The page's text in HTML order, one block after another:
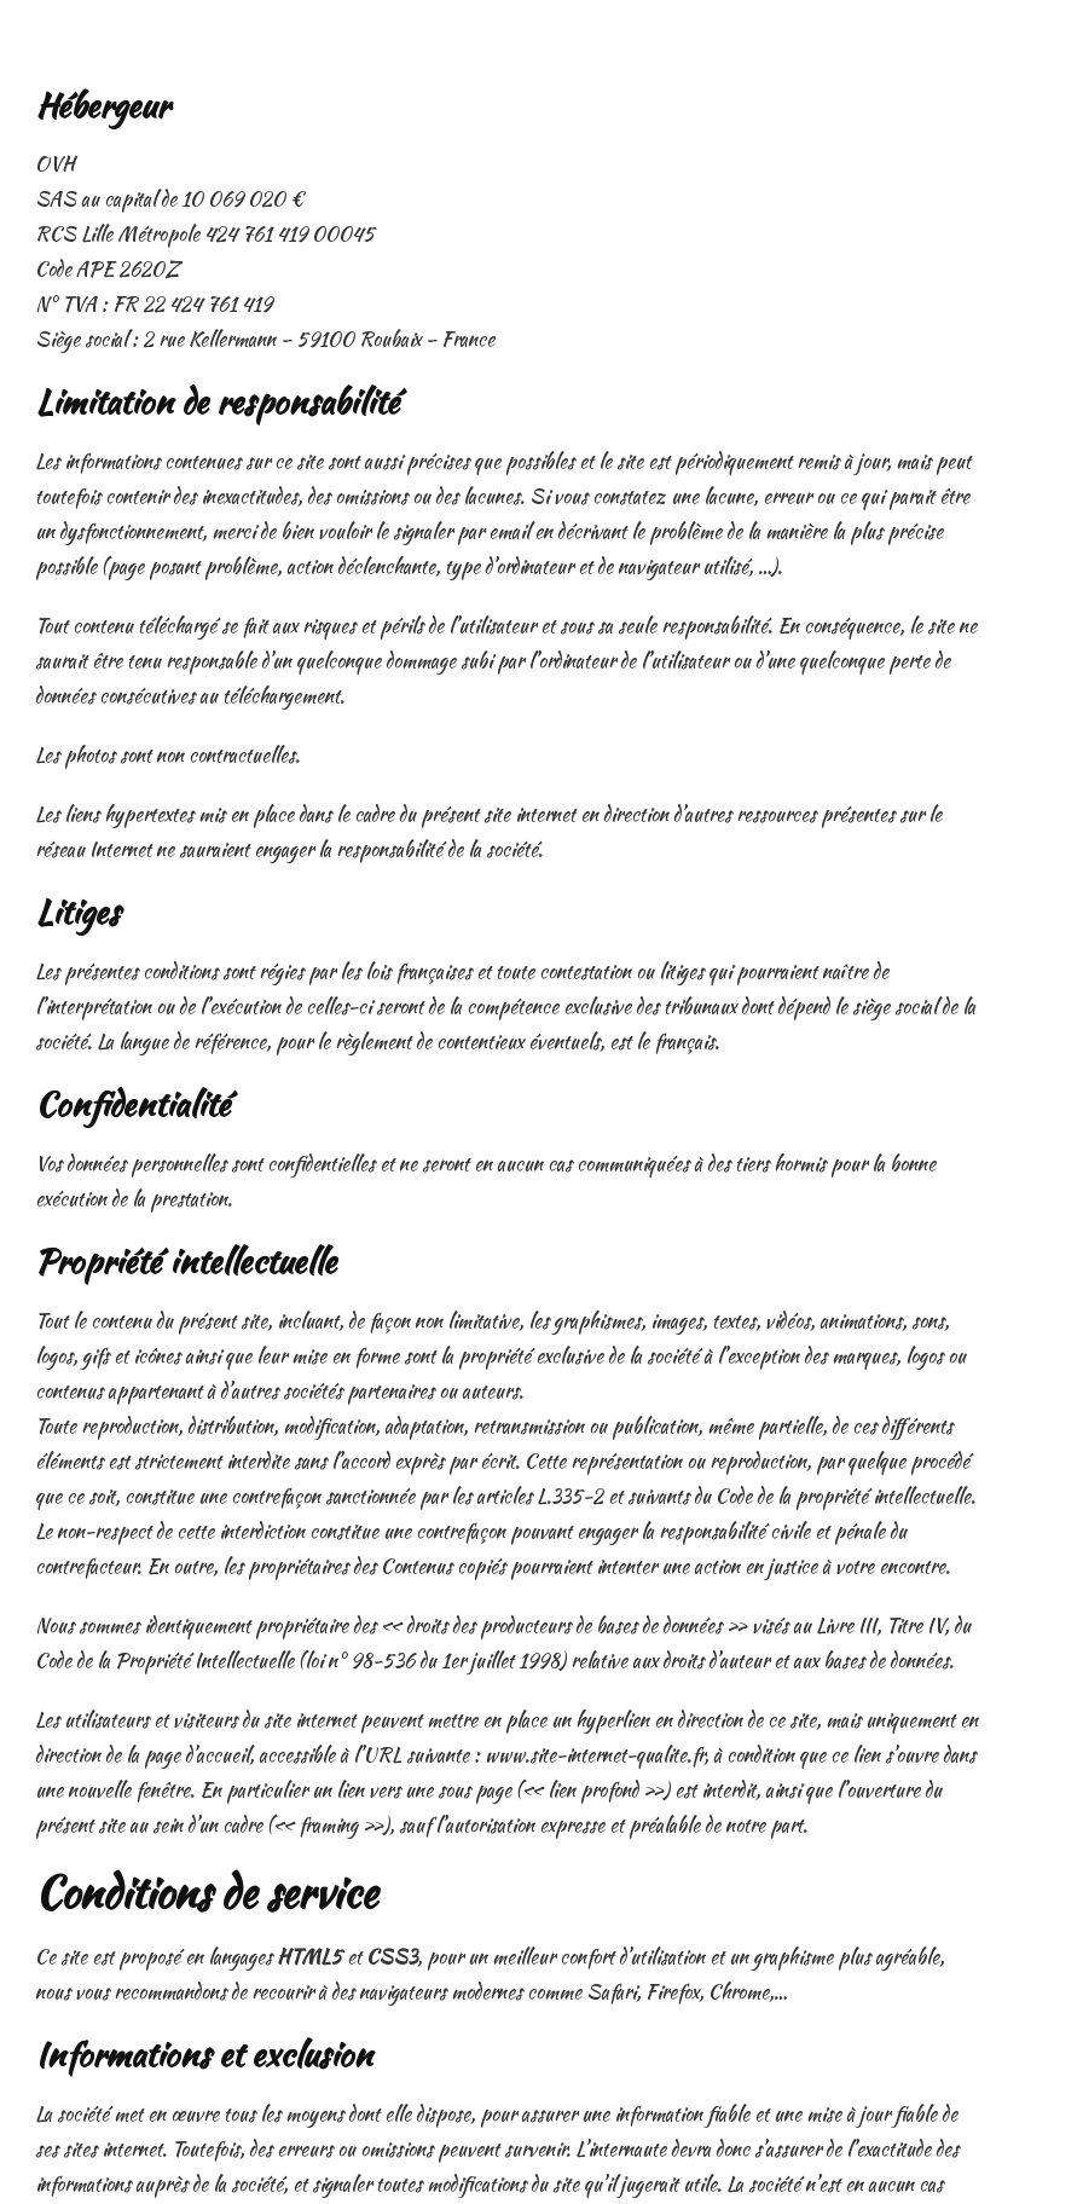
Hébergeur
OVH
SAS au capital de 10 069 020 €
RCS Lille Métropole 424 761 419 00045
Code APE 2620Z
N° TVA : FR 22 424 761 419
Siège social : 2 rue Kellermann – 59100 Roubaix – France
Limitation de responsabilité
Les informations contenues sur ce site sont aussi précises que possibles et le site est périodiquement remis à jour, mais peut
toutefois contenir des inexactitudes, des omissions ou des lacunes. Si vous constatez une lacune, erreur ou ce qui parait être
un dysfonctionnement, merci de bien vouloir le signaler par email en décrivant le problème de la manière la plus précise
possible (page posant problème, action déclenchante, type d’ordinateur et de navigateur utilisé, …).
Tout contenu téléchargé se fait aux risques et périls de l’utilisateur et sous sa seule responsabilité. En conséquence, le site ne
saurait être tenu responsable d’un quelconque dommage subi par l’ordinateur de l’utilisateur ou d’une quelconque perte de
données consécutives au téléchargement.
Les photos sont non contractuelles.
Les liens hypertextes mis en place dans le cadre du présent site internet en direction d’autres ressources présentes sur le
réseau Internet ne sauraient engager la responsabilité de la société.
Litiges
Les présentes conditions sont régies par les lois françaises et toute contestation ou litiges qui pourraient naître de
l’interprétation ou de l’exécution de celles-ci seront de la compétence exclusive des tribunaux dont dépend le siège social de la
société. La langue de référence, pour le règlement de contentieux éventuels, est le français.
Confidentialité
Vos données personnelles sont confidentielles et ne seront en aucun cas communiquées à des tiers hormis pour la bonne
exécution de la prestation.
Propriété intellectuelle
Tout le contenu du présent site, incluant, de façon non limitative, les graphismes, images, textes, vidéos, animations, sons,
logos, gifs et icônes ainsi que leur mise en forme sont la propriété exclusive de la société à l’exception des marques, logos ou
contenus appartenant à d’autres sociétés partenaires ou auteurs.
Toute reproduction, distribution, modification, adaptation, retransmission ou publication, même partielle, de ces différents
éléments est strictement interdite sans l’accord exprès par écrit. Cette représentation ou reproduction, par quelque procédé
que ce soit, constitue une contrefaçon sanctionnée par les articles L.335-2 et suivants du Code de la propriété intellectuelle.
Le non-respect de cette interdiction constitue une contrefaçon pouvant engager la responsabilité civile et pénale du
contrefacteur. En outre, les propriétaires des Contenus copiés pourraient intenter une action en justice à votre encontre.
Nous sommes identiquement propriétaire des « droits des producteurs de bases de données » visés au Livre III, Titre IV, du
Code de la Propriété Intellectuelle (loi n° 98-536 du 1er juillet 1998) relative aux droits d’auteur et aux bases de données.
Les utilisateurs et visiteurs du site internet peuvent mettre en place un hyperlien en direction de ce site, mais uniquement en
direction de la page d’accueil, accessible à l’URL suivante : www.site-internet-qualite.fr, à condition que ce lien s’ouvre dans
une nouvelle fenêtre. En particulier un lien vers une sous page (« lien profond ») est interdit, ainsi que l’ouverture du
présent site au sein d’un cadre (« framing »), sauf l’autorisation expresse et préalable de notre part.
Conditions de service
Ce site est proposé en langagesHTML5etCSS3, pour un meilleur confort d’utilisation et un graphisme plus agréable,
nous vous recommandons de recourir à des navigateurs modernes comme Safari, Firefox, Chrome,…
Informations et exclusion
La société met en œuvre tous les moyens dont elle dispose, pour assurer une information fiable et une mise à jour fiable de
ses sites internet. Toutefois, des erreurs ou omissions peuvent survenir. L’internaute devra donc s’assurer de l’exactitude des
informations auprès de la société, et signaler toutes modifications du site qu’il jugerait utile. La société n’est en aucun cas